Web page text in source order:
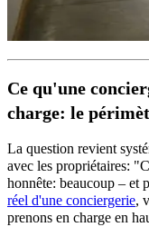
Ce qu'une
charge: le
La question revient
avec les propriétaires:
honnête: beaucoup – et
réel d'une conciergerie,
prenons en charge en